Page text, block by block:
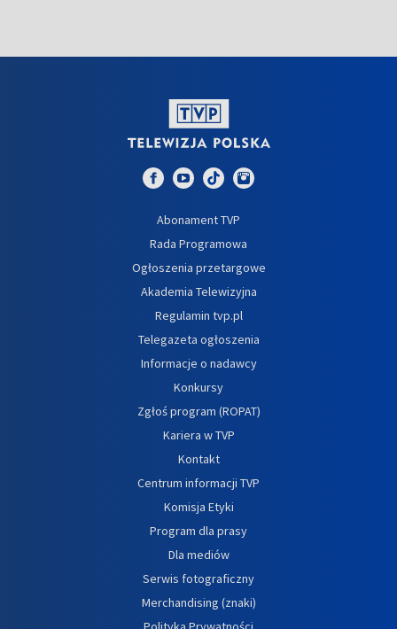
Abonament TVP
Rada Programowa
Ogłoszenia przetargowe
Akademia Telewizyjna
Regulamin tvp.pl
Telegazeta ogłoszenia
Informacje o nadawcy
Konkursy
Zgłoś program (ROPAT)
Kariera w TVP
Kontakt
Centrum informacji TVP
Komisja Etyki
Program dla prasy
Dla mediów
Serwis fotograficzny
Merchandising (znaki)